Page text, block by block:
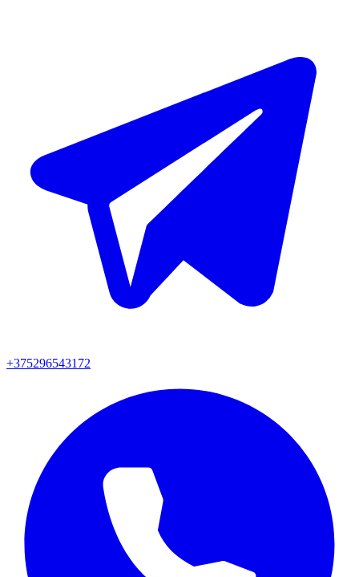
+375296543172